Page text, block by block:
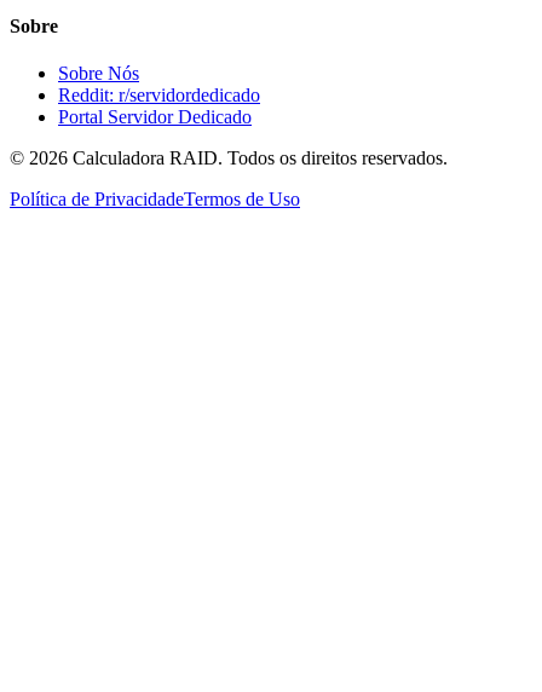
Sobre
Sobre Nós
Reddit: r/servidordedicado
Portal Servidor Dedicado
© 2026 Calculadora RAID. Todos os direitos reservados.
Política de PrivacidadeTermos de Uso